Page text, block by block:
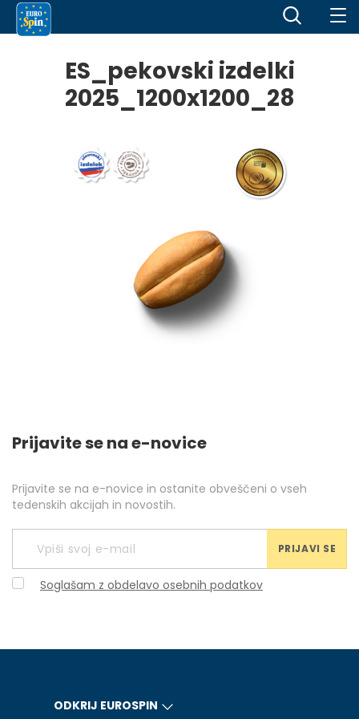
ES_pekovski izdelki
2025_1200x1200_28
Prijavite se na e-novice
Prijavite se na e-novice in ostanite obveščeni o vseh
tedenskih akcijah in novostih.
PRIJAVI SE
Soglašam z obdelavo osebnih podatkov
ODKRIJ EUROSPIN